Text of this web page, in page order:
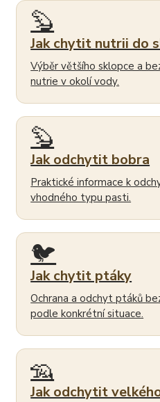
🦫
Jak chytit nutrii do
Výběr většího sklopce a
nutrie v okolí vody.
🦫
Jak odchytit bobra
Praktické informace k
vhodného typu pasti.
🐦
Jak chytit ptáky
Ochrana a odchyt ptáků
podle konkrétní situace.
🦡
Jak odchytit